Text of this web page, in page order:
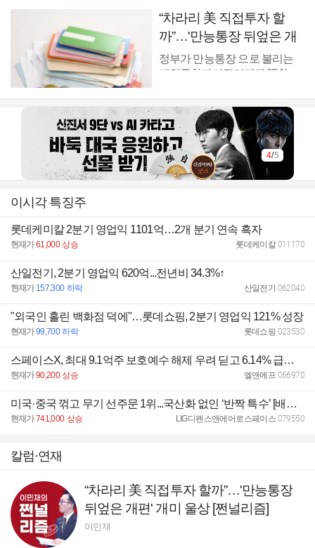
“차라리 美 직접투자 할
까”…'만능통장 뒤엎은 개
편' 개미 울상 [쩐널리즘]
정부가 만능통장 으로 불리는
개인종합자산관리계좌(ISA) ...
4/5
이시각 특징주
롯데케미칼 2분기 영업익 1101억…2개 분기 연속 흑자
현재가61,000 상승 롯데케미칼011170
산일전기, 2분기 영업익 620억...전년비 34.3%↑
현재가 157,300 하락 산일전기 062040
"외국인 홀린 백화점 덕에"…롯데쇼핑, 2분기 영업익 121% 성장
현재가99,700 하락 롯데쇼핑 023530
스페이스X, 최대 9.1억주 보호예수 해제 우려 딛고 6.14% 급등 - 와우넷 오늘장전략
현재가90,200 상승 엘앤에프 066970
미국·중국 꺾고 무기 선주문 1위...국산화 없인 ‘반짝 특수’ [배창학의 방산인사이드]
현재가741,000 상승 LIG디펜스앤에어로스페이스 079550
칼럼·연재
“차라리 美 직접투자 할까”…'만능통장
뒤엎은 개편' 개미 울상 [쩐널리즘]
이민재